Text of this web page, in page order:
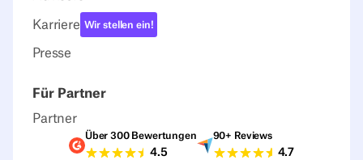
Karriere Wir stellen ein!
Presse
Für Partner
Partner
G2-Bewertungen
Über 300 Bewertungen
4.5
Capterra-
90+ Reviews
4.7